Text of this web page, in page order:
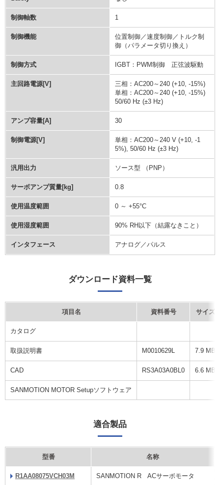
制御軸数 1
制御機能
位置制御／速度制御／トルク制
御（パラメータ切り換え）
制御方式 IGBT：PWM制御 正弦波駆動
主回路電源[V]
三相：AC200～240 (+10, -15%)
単相：AC200～240 (+10, -15%)
50/60 Hz (±3 Hz)
アンプ容量[A] 30
制御電源[V]
単相：AC200～240 V (+10, -1
5%), 50/60 Hz (±3 Hz)
汎用出力 ソース型 （PNP）
サーボアンプ質量[kg] 0.8
使用温度範囲 0 ～ +55°C
使用湿度範囲 90% RH以下（結露なきこと）
インタフェース アナログ／パルス
ダウンロード資料一覧
項目名 資料番号 サイズ
カタログ
取扱説明書 M0010629L 7.9 MB
CAD RS3A03A0BL0 6.6 MB
SANMOTION MOTOR Setupソフトウェア
適合製品
型番 名称
R1AA08075VCH03M SANMOTION R ACサーボモータ